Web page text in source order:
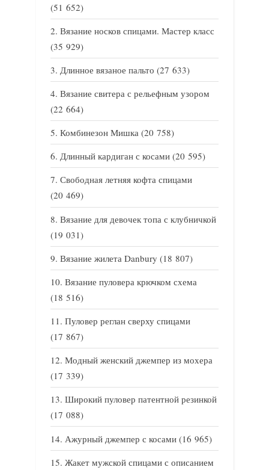
(51 652)
Вязание носков спицами. Мастер класс
(35 929)
Длинное вязаное пальто (27 633)
Вязание свитера с рельефным узором
(22 664)
Комбинезон Мишка (20 758)
Длинный кардиган с косами (20 595)
Свободная летняя кофта спицами
(20 469)
Вязание для девочек топа с клубничкой
(19 031)
Вязание жилета Danbury (18 807)
Вязание пуловера крючком схема
(18 516)
Пуловер реглан сверху спицами
(17 867)
Модный женский джемпер из мохера
(17 339)
Широкий пуловер патентной резинкой
(17 088)
Ажурный джемпер с косами (16 965)
Жакет мужской спицами с описанием